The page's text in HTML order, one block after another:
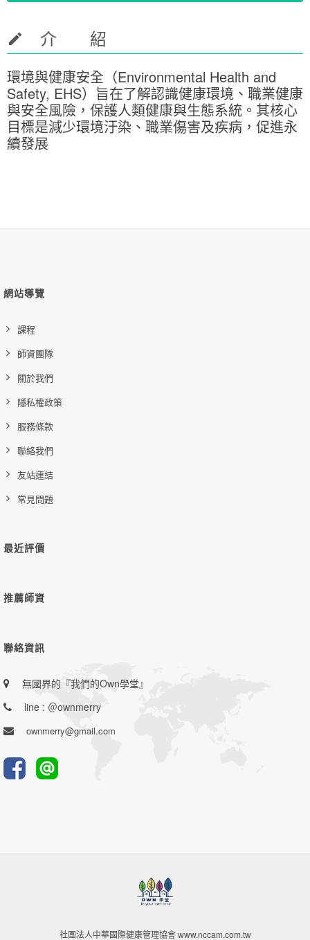
介 紹
環境與健康安全（Environmental Health and
Safety, EHS）旨在了解認識健康環境、職業健康
與安全風險，保護人類健康與生態系統。其核心
目標是減少環境汙染、職業傷害及疾病，促進永
續發展
網站導覽
課程
師資團隊
關於我們
隱私權政策
服務條款
聯絡我們
友站連結
常見問題
最近評價
推薦師資
聯絡資訊
無國界的『我們的Own學堂』
line : ＠ownmerry
ownmerry@gmail.com
社團法人中華國際健康管理協會 www.nccam.com.tw